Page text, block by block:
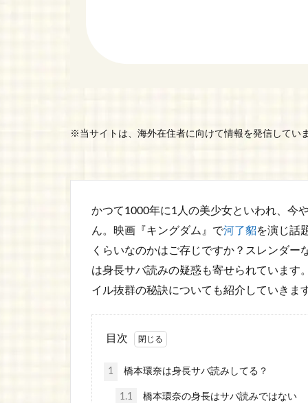
※当サイトは、海外在住者に向けて情報を発信してい
かつて1000年に1人の美少女といわれ、今
ん。映画『キングダム』で河了貂を演じ話
くらいなのかはご存じですか？スレンダ
は身長サバ読みの疑惑も寄せられています
イル抜群の秘訣についても紹介していきま
目次
1 橋本環奈は身長サバ読みしてる？
1.1 橋本環奈の身長はサバ読みではない